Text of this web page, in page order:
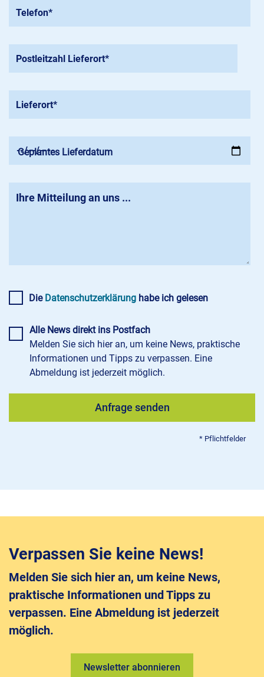
Geplantes Lieferdatum
Die Datenschutzerklärung habe ich gelesen
Alle News direkt ins Postfach
Melden Sie sich hier an, um keine News, praktische
Informationen und Tipps zu verpassen. Eine
Abmeldung ist jederzeit möglich.
Verpassen Sie keine News!
Melden Sie sich hier an, um keine News,
praktische Informationen und Tipps zu
verpassen. Eine Abmeldung ist jederzeit
möglich.
Newsletter abonnieren